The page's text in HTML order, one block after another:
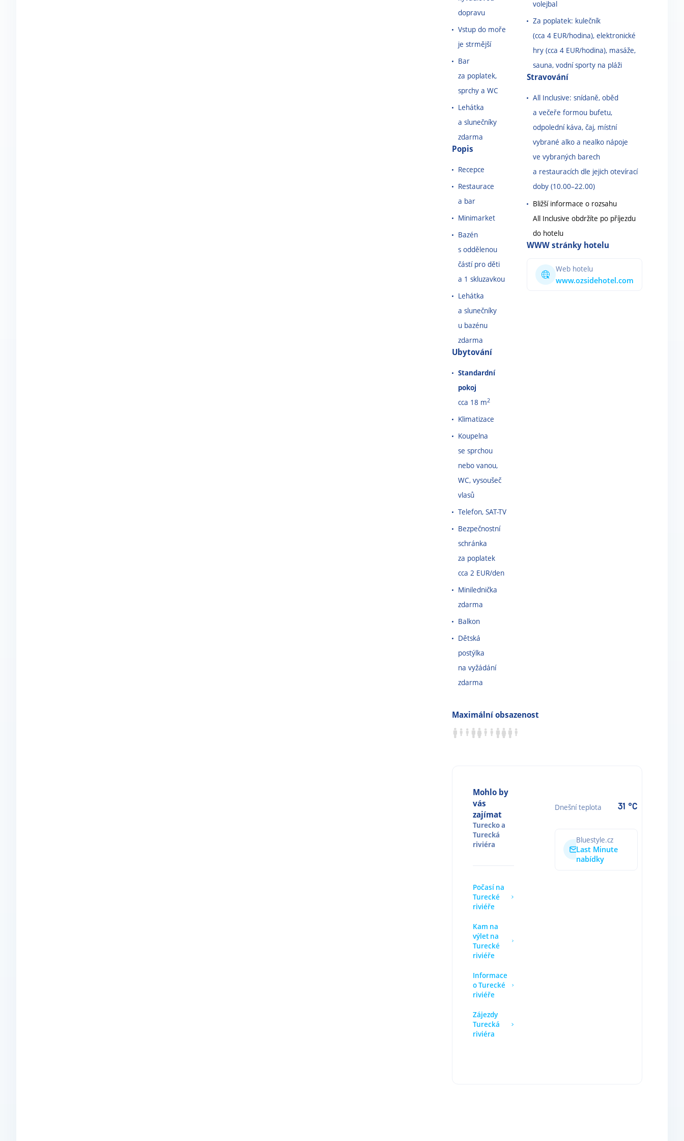
dopravu
Vstup do moře
je strmější
Bar
za poplatek,
sprchy a WC
Lehátka
a slunečníky
zdarma
Popis
Recepce
Restaurace
a bar
Minimarket
Bazén
s oddělenou
částí pro děti
a 1 skluzavkou
Lehátka
a slunečníky
u bazénu
zdarma
Ubytování
Standardní
pokoj
cca 18 m2
Klimatizace
Koupelna
se sprchou
nebo vanou,
WC, vysoušeč
vlasů
Telefon, SAT-TV
Bezpečnostní
schránka
za poplatek
cca 2 EUR/den
Minilednička
zdarma
Balkon
Dětská
postýlka
na vyžádání
zdarma
volejbal
Za poplatek: kulečník
(cca 4 EUR/hodina), elektronické
hry (cca 4 EUR/hodina), masáže,
sauna, vodní sporty na pláži
Stravování
All Inclusive: snídaně, oběd
a večeře formou bufetu,
odpolední káva, čaj, místní
vybrané alko a nealko nápoje
ve vybraných barech
a restauracích dle jejich otevírací
doby (10.00–22.00)
Bližší informace o rozsahu
All Inclusive obdržíte po příjezdu
do hotelu
WWW stránky hotelu
Web hotelu
www.ozsidehotel.com
Maximální obsazenost
Mohlo by
vás
zajímat
Tureckoa
Turecká
riviéra
Počasí na
Turecké
riviéře
Kam na
výlet na
Turecké
riviéře
Informace
o Turecké
riviéře
Zájezdy
Turecká
riviéra
Dnešní teplota 31 °C
Bluestyle.cz
Last Minute
nabídky